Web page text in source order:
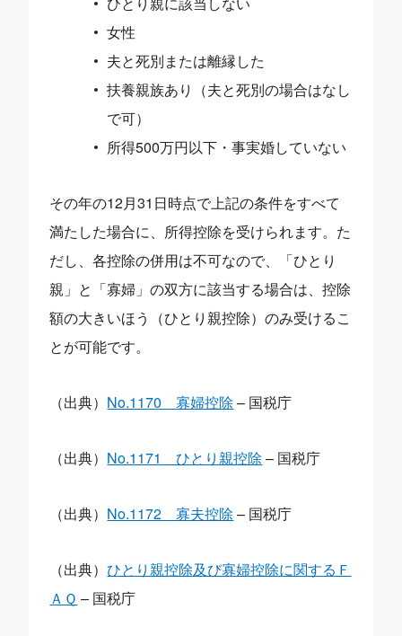
女性
夫と死別または離縁した
扶養親族あり（夫と死別の場合はなし
で可）
所得500万円以下・事実婚していない
その年の12月31日時点で上記の条件をすべて
満たした場合に、所得控除を受けられます。た
だし、各控除の併用は不可なので、「ひとり
親」と「寡婦」の双方に該当する場合は、控除
額の大きいほう（ひとり親控除）のみ受けるこ
とが可能です。
（出典） No.1170 寡婦控除 – 国税庁
（出典） No.1171 ひとり親控除 – 国税庁
（出典） No.1172 寡夫控除 – 国税庁
（出典）ひとり親控除及び寡婦控除に関するＦ
ＡＱ – 国税庁